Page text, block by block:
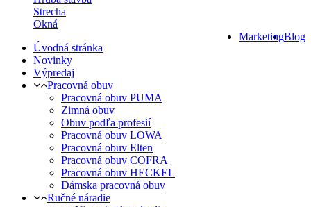
Strecha
Okná
Blog
Marketing
Úvodná stránka
Novinky
Výpredaj
Pracovná obuv
Pracovná obuv PUMA
Zimná obuv
Obuv podľa profesií
Pracovná obuv LOWA
Pracovná obuv Elten
Pracovná obuv COFRA
Pracovná obuv HECKEL
Dámska pracovná obuv
Ručné náradie